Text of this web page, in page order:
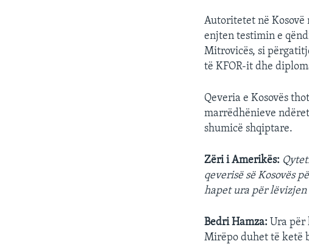
Autoritetet në Kosovë
enjten testimin e
Mitrovicës, si
të KFOR-it dhe
Qeveria e Kosovës
marrëdhënieve
shumicë shqiptare.
Zëri i Amerikës:
qeverisë së Kosovës
hapet ura për
Bedri Hamza: Ura për
Mirëpo duhet të ketë